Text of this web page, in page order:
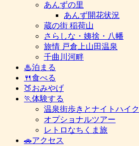
あんずの里
あんず開花状況
蔵の街 稲荷山
さらしな・姨捨・八幡
旅情 戸倉上山田温泉
千曲川河畔
♨泊まる
🍴食べる
🍑おみやげ
🏃体験する
温泉街歩きとナイトハイク
オプショナルツアー
レトロなちくま旅
🚗アクセス